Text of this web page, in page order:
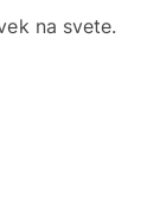
na svete.